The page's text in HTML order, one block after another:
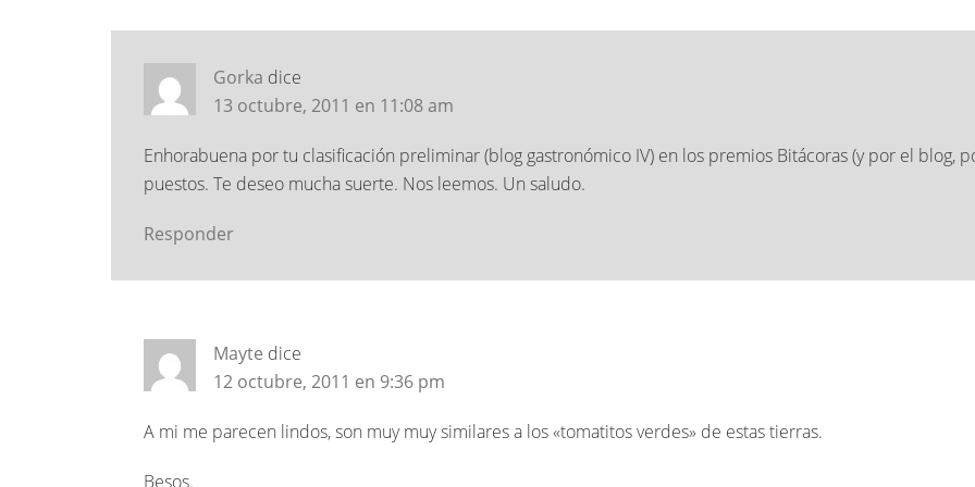
Gorka dice
13 octubre, 2011 en 11:08 am
Enhorabuena por tu clasificación preliminar (blog gastronómico IV) en los premios Bitácoras (y por el blog,
puestos. Te deseo mucha suerte. Nos leemos. Un saludo.
Responder
Mayte dice
12 octubre, 2011 en 9:36 pm
A mi me parecen lindos, son muy muy similares a los «tomatitos verdes» de estas tierras.
Besos.